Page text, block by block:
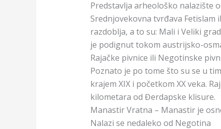
Predstavlja arheološko nalazište
Srednjovekovna tvrđava Fetislam
razdoblja, a to su: Mali i Veliki
je podignut tokom austrijsko-
Rajačke pivnice ili Negotinske
Poznato je po tome što su se u
krajem XIX i početkom XX veka.
kilometara od Đerdapske klisure.
Manastir Vratna – Manastir je
Nalazi se nedaleko od Negotina